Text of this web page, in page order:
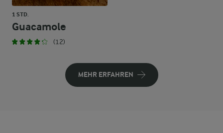
1 STD.
Guacamole
(12)
MEHR ERFAHREN